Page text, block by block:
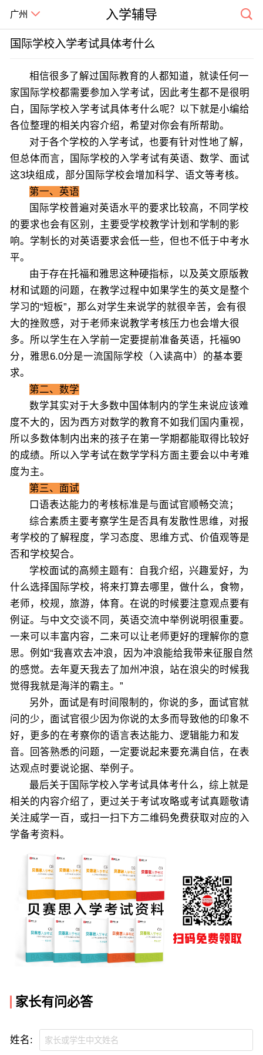
广州 入学辅导
国际学校入学考试具体考什么
相信很多了解过国际教育的人都知道，就读任何一
家国际学校都需要参加入学考试，因此考生都不是很明
白，国际学校入学考试具体考什么呢？以下就是小编给
各位整理的相关内容介绍，希望对你会有所帮助。
对于各个学校的入学考试，也要有针对性地了解，
但总体而言，国际学校的入学考试有英语、数学、面试
这3块组成，部分国际学校会增加科学、语文等考核。
第一、英语
国际学校普遍对英语水平的要求比较高，不同学校
的要求也会有区别，主要受学校教学计划和学制的影
响。学制长的对英语要求会低一些，但也不低于中考水
平。
由于存在托福和雅思这种硬指标，以及英文原版教
材和试题的问题，在教学过程中如果学生的英文是整个
学习的“短板”，那么对学生来说学的就很辛苦，会有很
大的挫败感，对于老师来说教学考核压力也会增大很
多。所以学生在入学前一定要提前准备英语，托福90
分，雅思6.0分是一流国际学校（入读高中）的基本要
求。
第二、数学
数学其实对于大多数中国体制内的学生来说应该难
度不大的，因为西方对数学的教育不如我们国内重视，
所以多数体制内出来的孩子在第一学期都能取得比较好
的成绩。所以入学考试在数学学科方面主要会以中考难
度为主。
第三、面试
口语表达能力的考核标准是与面试官顺畅交流；
综合素质主要考察学生是否具有发散性思维，对报
考学校的了解程度，学习态度、思维方式、价值观等是
否和学校契合。
学校面试的高频主题有：自我介绍，兴趣爱好，为
什么选择国际学校，将来打算去哪里，做什么，食物，
老师，校规，旅游，体育。在说的时候要注意观点要有
例证。与中文交谈不同，英语交流中举例说明很重要。
一来可以丰富内容，二来可以让老师更好的理解你的意
思。例如“我喜欢去冲浪，因为冲浪能给我带来征服自然
的感觉。去年夏天我去了加州冲浪，站在浪尖的时候我
觉得我就是海洋的霸主。”
另外，面试是有时间限制的，你说的多，面试官就
问的少，面试官很少因为你说的太多而导致他的印象不
好，更多的在考察你的语言表达能力、逻辑能力和发
音。回答熟悉的问题，一定要说起来要充满自信，在表
达观点时要说论据、举例子。
最后关于国际学校入学考试具体考什么，综上就是
相关的内容介绍了，更过关于考试攻略或考试真题敬请
关注威学一百，或扫一扫下方二维码免费获取对应的入
学备考资料。
家长有问必答
姓名: